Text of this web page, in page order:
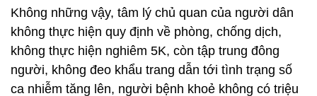
Không những vậy, tâm lý chủ quan của người dân
không thực hiện quy định về phòng, chống dịch,
không thực hiện nghiêm 5K, còn tập trung đông
người, không đeo khẩu trang dẫn tới tình trạng số
ca nhiễm tăng lên, người bệnh khoẻ không có triệu